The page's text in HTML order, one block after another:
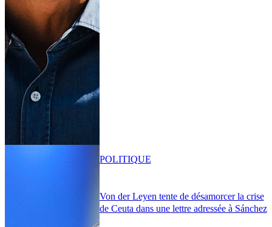
Von der Leyen tente de désamorcer la crise
de Ceuta dans une lettre adressée à Sánchez
POLITIQUE